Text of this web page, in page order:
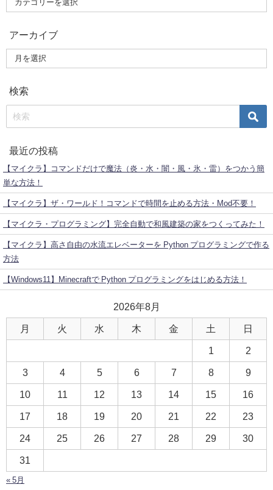
アーカイブ
検索
最近の投稿
【マイクラ】コマンドだけで魔法（炎・水・闇・風・氷・雷）をつかう簡
単な方法！
【マイクラ】ザ・ワールド！コマンドで時間を止める方法・Mod不要！
【マイクラ・プログラミング】完全自動で和風建築の家をつくってみた！
【マイクラ】高さ自由の水流エレベーターを Python プログラミングで作る
方法
【Windows11】Minecraftで Python プログラミングをはじめる方法！
2026年8月
月 火 水 木 金 土 日
1 2
3 4 5 6 7 8 9
10 11 12 13 14 15 16
17 18 19 20 21 22 23
24 25 26 27 28 29 30
31
« 5月